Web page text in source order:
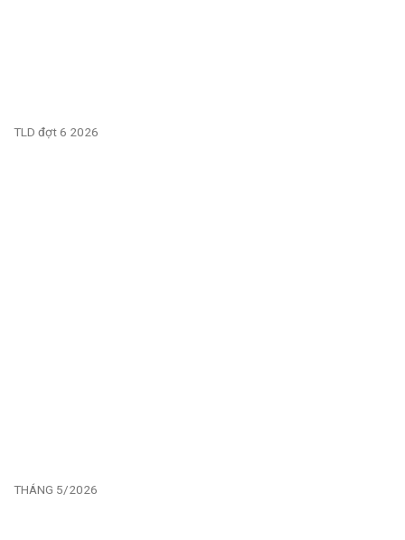
TLD đợt 6 2026
THÁNG 5/2026